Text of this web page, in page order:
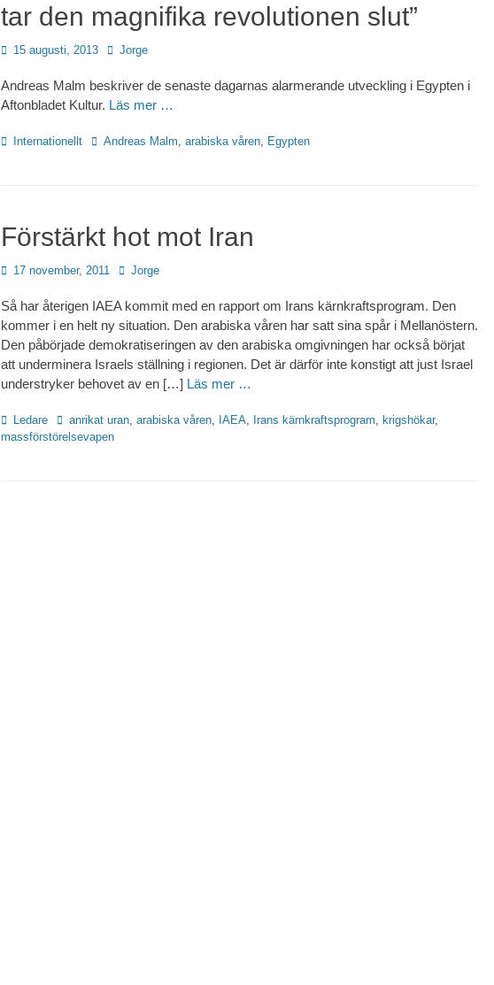
tar den magnifika revolutionen slut”
Publicerad
15 augusti, 2013 Författare
Jorge
Andreas Malm beskriver de senaste dagarnas alarmerande utveckling i Egypten i
Aftonbladet Kultur. Läs mer …
Kategorier
Internationellt Etiketter
Andreas Malm, arabiska våren, Egypten
Förstärkt hot mot Iran
Publicerad
17 november, 2011 Författare
Jorge
Så har återigen IAEA kommit med en rapport om Irans kärnkraftsprogram. Den
kommer i en helt ny situation. Den arabiska våren har satt sina spår i Mellanöstern.
Den påbörjade demokratiseringen av den arabiska omgivningen har också börjat
att underminera Israels ställning i regionen. Det är därför inte konstigt att just Israel
understryker behovet av en […] Läs mer …
Kategorier
Ledare Etiketter
anrikat uran, arabiska våren, IAEA, Irans kärnkraftsprogram, krigshökar,
massförstörelsevapen